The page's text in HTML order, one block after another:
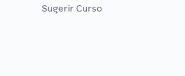
Sugerir Curso